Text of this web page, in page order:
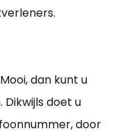
dan kunt u
doet u
door